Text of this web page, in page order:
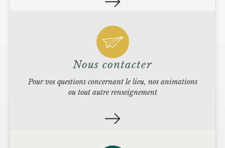
Nous contacter
Pour vos questions concernant le lieu, nos animations
ou tout autre renseignement